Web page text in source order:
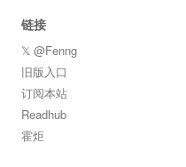
链接
𝕏 @Fenng
旧版入口
订阅本站
Readhub
霍炬